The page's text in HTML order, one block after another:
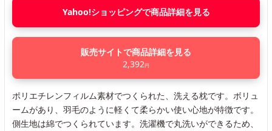
Yahoo!ショッピングで商品詳細を見る
販売サイトで商品詳細を見る
2,392円
ポリエチレンフィルム素材でつくられた、洗える枕です。ボリュ
ームがあり、羽毛のように軽くて柔らかい使い心地が特徴です。
側生地は綿でつくられています。洗濯機で丸洗いができるため、